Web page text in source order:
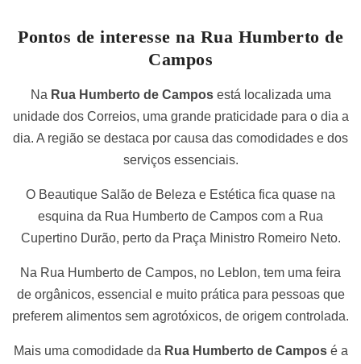
Pontos de interesse na Rua Humberto de
Campos
Na Rua Humberto de Camposestá localizada uma
unidade dos Correios, uma grande praticidade para o dia a
dia. A região se destaca por causa das comodidades e dos
serviços essenciais.
O Beautique Salão de Beleza e Estética fica quase na
esquina da Rua Humberto de Campos com a Rua
Cupertino Durão, perto da Praça Ministro Romeiro Neto.
Na Rua Humberto de Campos, no Leblon, tem uma feira
de orgânicos, essencial e muito prática para pessoas que
preferem alimentos sem agrotóxicos, de origem controlada.
Mais uma comodidade da Rua Humberto de Camposé a